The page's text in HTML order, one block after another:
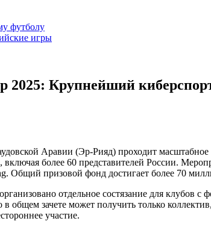
футболу
игры
2025: Крупнейший
Аравии (Эр-Рияд) проходит
включая более 60 представителей России.
Общий призовой фонд достигает более 70
отдельное состязание для клубов
в общем зачете может получить только
участие.